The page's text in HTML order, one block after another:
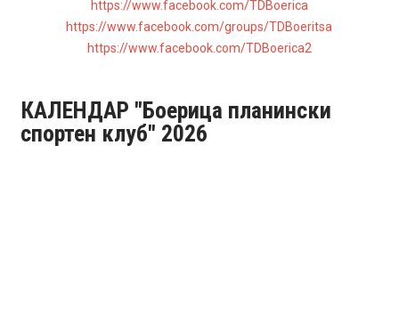
https://www.facebook.com/TDBoerica
https://www.facebook.com/groups/TDBoeritsa
https://www.facebook.com/TDBoerica2
КАЛЕНДАР "Боерица планински
спортен клуб" 2026